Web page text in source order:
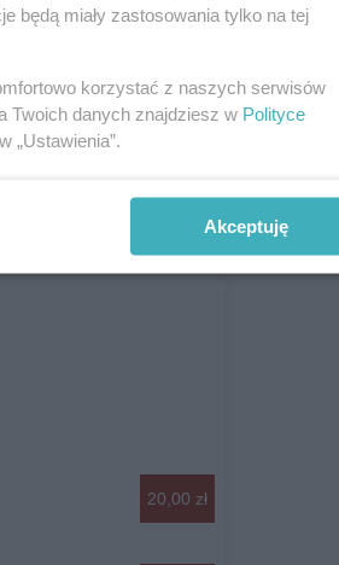
odsłon we wrześniu
odsłon we wrześniu
będą miały zastosowania tylko na tej
korzystać z naszych serwisów
Twoich danych znajdziesz w Polityce
„Ustawienia”.
Akceptuję